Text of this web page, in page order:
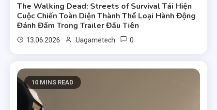
The Walking Dead: Streets of Survival Tái Hiện
Cuộc Chiến Toàn Diện Thành Thể Loại Hành Động
Đánh Đấm Trong Trailer Đầu Tiên
13.06.2026 Uagametech 0
10 MINS READ